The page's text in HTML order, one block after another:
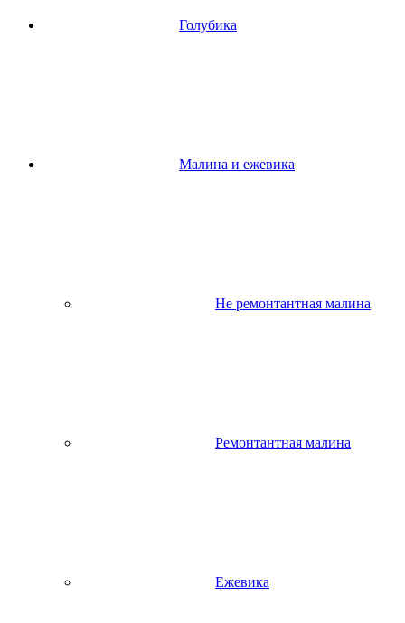
Голубика
Малина и ежевика
Не ремонтантная малина
Ремонтантная малина
Ежевика